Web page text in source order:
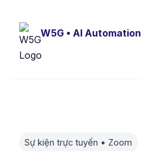
W5G • AI Automation
Sự kiện trực tuyến • Zoom